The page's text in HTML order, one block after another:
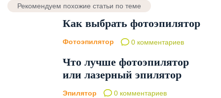
Рекомендуем похожие статьи по теме
Как выбрать фотоэпилятор
Фотоэпилятор 0 комментариев
Что лучше фотоэпилятор
или лазерный эпилятор
Эпилятор 0 комментариев